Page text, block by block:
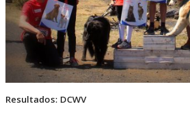
Resultados: DCWV